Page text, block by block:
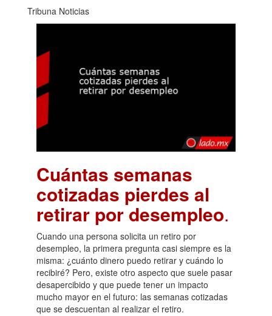
Tribuna Noticias
Cuántas semanas
cotizadas pierdes al
retirar por desempleo.
Cuando una persona solicita un retiro por
desempleo, la primera pregunta casi siempre es la
misma: ¿cuánto dinero puedo retirar y cuándo lo
recibiré? Pero, existe otro aspecto que suele pasar
desapercibido y que puede tener un impacto
mucho mayor en el futuro: las semanas cotizadas
que se descuentan al realizar el retiro.